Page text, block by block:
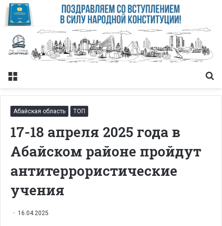
Меню
Абайская область ТОП
17-18 апреля 2025 года в
Абайском районе пройдут
антитеррористические
учения
16.04.2025